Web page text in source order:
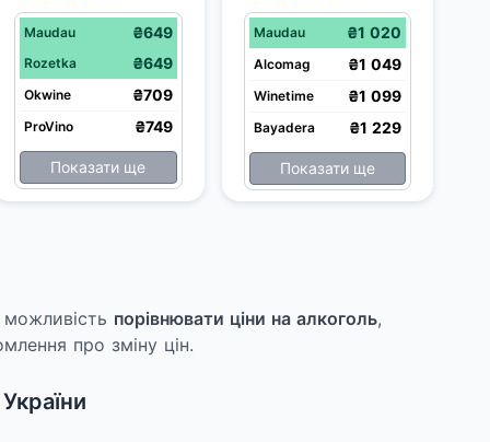
Maudau ₴649
Rozetka ₴649
Okwine ₴709
ProVino ₴749
Показати ще
Maudau ₴1 020
Alcomag ₴1 049
Winetime ₴1 099
Bayadera ₴1 229
Показати ще
порівнювати ціни на алкоголь,
про зміну цін.